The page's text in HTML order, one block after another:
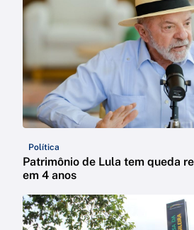
Política
Patrimônio de Lula tem queda
em 4 anos